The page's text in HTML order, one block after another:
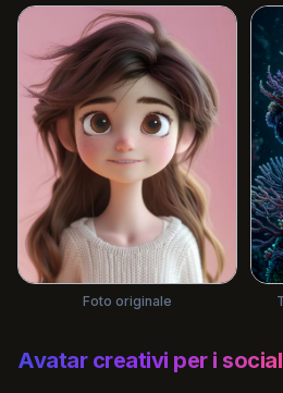
Foto originale
Avatar creativi per i social